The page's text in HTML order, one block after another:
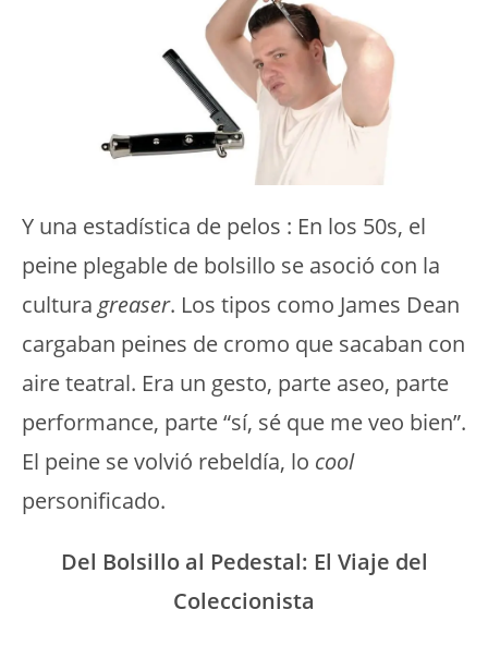
Y una estadística de pelos : En los 50s, el
peine plegable de bolsillo se asoció con la
cultura greaser. Los tipos como James Dean
cargaban peines de cromo que sacaban con
aire teatral. Era un gesto, parte aseo, parte
performance, parte “sí, sé que me veo bien”.
El peine se volvió rebeldía, lo cool
personificado.
Del Bolsillo al Pedestal: El Viaje del
Coleccionista